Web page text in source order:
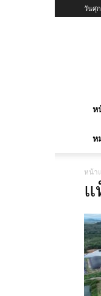
วันศุ
ห
ห
หน้า
แ